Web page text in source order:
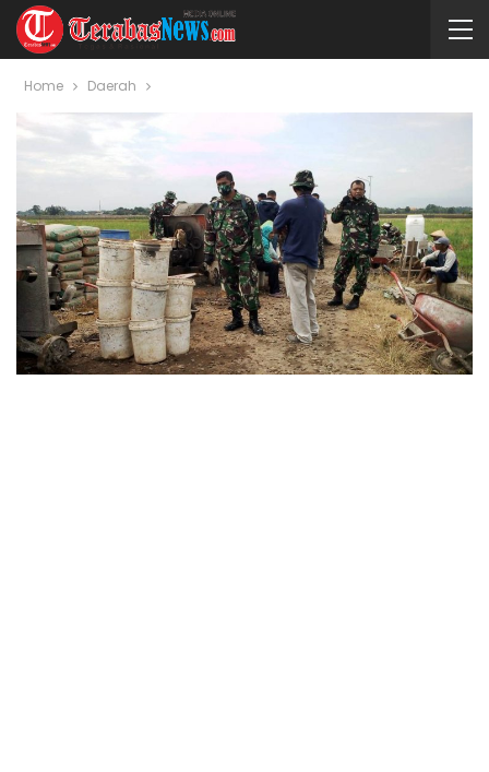
Home Daerah